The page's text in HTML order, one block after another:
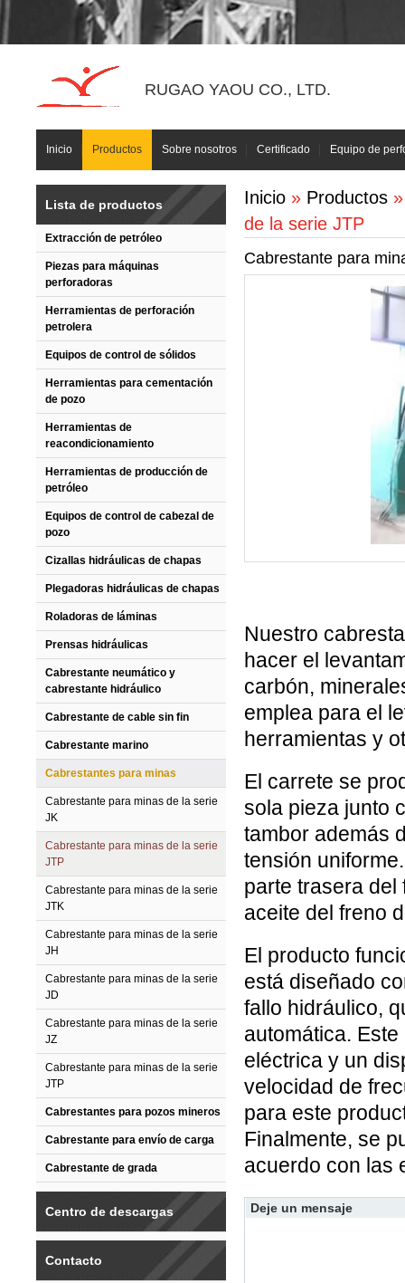
RUGAO YAOU CO., LTD.
Inicio Productos Sobre nosotros Certificado Equipo de
Lista de productos
Extracción de petróleo
Piezas para máquinas
perforadoras
Herramientas de perforación
petrolera
Equipos de control de sólidos
Herramientas para cementación
de pozo
Herramientas de
reacondicionamiento
Herramientas de producción de
petróleo
Equipos de control de cabezal de
pozo
Cizallas hidráulicas de chapas
Plegadoras hidráulicas de chapas
Roladoras de láminas
Prensas hidráulicas
Cabrestante neumático y
cabrestante hidráulico
Cabrestante de cable sin fin
Cabrestante marino
Cabrestantes para minas
Cabrestante para minas de la serie
JK
Cabrestante para minas de la serie
JTP
Cabrestante para minas de la serie
JTK
Cabrestante para minas de la serie
JH
Cabrestante para minas de la serie
JD
Cabrestante para minas de la serie
JZ
Cabrestante para minas de la serie
JTP
Cabrestantes para pozos mineros
Cabrestante para envío de carga
Cabrestante de grada
Centro de descargas
Contacto
Inicio » Productos
de la serie JTP
Cabrestante para
Nuestro
hacer el
carbón,
emplea para el
herramientas y
El carrete se
sola pieza junto
tambor además
tensión
parte trasera del
aceite del freno
El producto
está diseñado
fallo hidráulico,
automática.
eléctrica y un
velocidad de
para este
Finalmente, se
acuerdo con las
Deje un mensaje